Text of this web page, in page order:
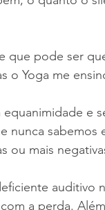
que pode ser
o Yoga me
e
nunca sabemos
ou mais
auditivo
a perda.